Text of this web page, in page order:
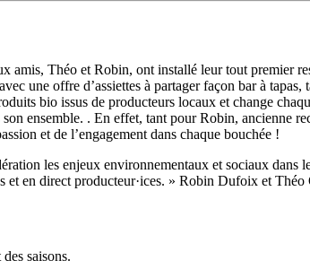
amis, Théo et Robin, ont installé leur tout premier
une offre d’assiettes à partager façon bar à
bio issus de producteurs locaux et change
ensemble. . En effet, tant pour Robin, ancienne
et de l’engagement dans chaque bouchée !
les enjeux environnementaux et sociaux
et en direct producteur·ices. » Robin Dufoix et Théo
saisons.